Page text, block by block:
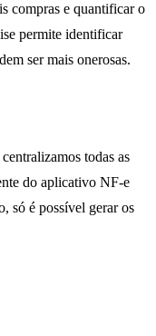
compras e quantificar o
permite identificar
ser mais onerosas.
todas as
do aplicativo NF-e
só é possível gerar os